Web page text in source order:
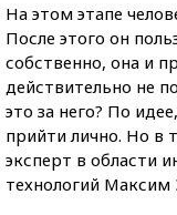
На этом этапе
После этого он
собственно, она и
действительно не
это за него? По
прийти лично. Но в
эксперт в области
технологий